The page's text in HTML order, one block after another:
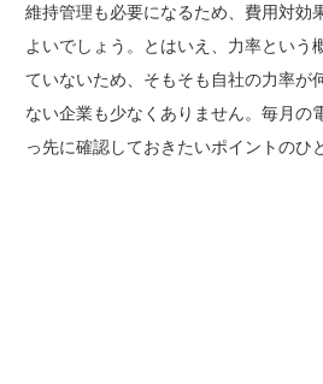
維持管理も必要になるため、費用対効
よいでしょう。とはいえ、力率という
ていないため、そもそも自社の力率が
ない企業も少なくありません。毎月の
っ先に確認しておきたいポイントのひ